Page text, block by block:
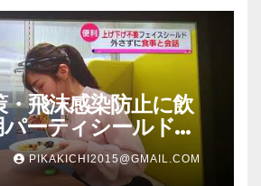
・飛沫感染防止に飲
ーティシールド
代替品）ＦＢＣ福井
組での紹介映像
PIKAKICHI2015@GMAIL.COM